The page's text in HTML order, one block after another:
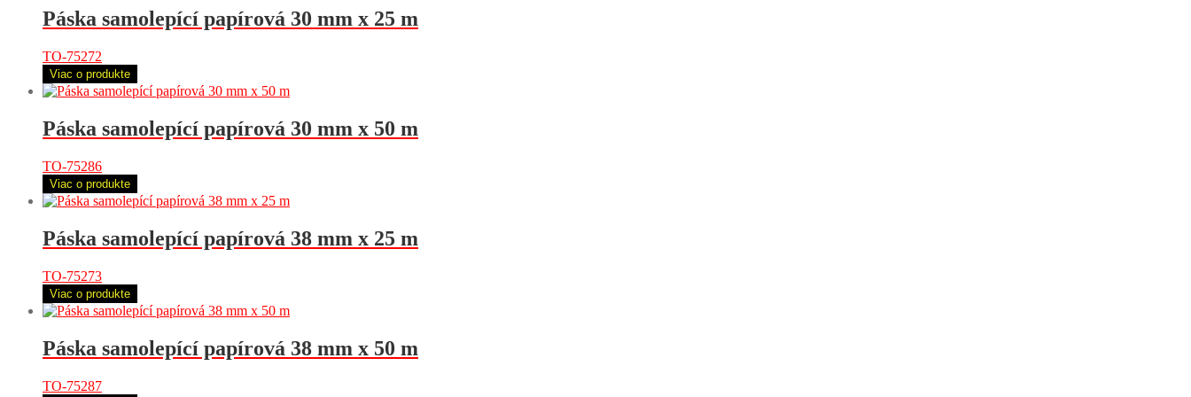
Páska samolepící papírová 30 mm x 25 m
TO-75272
Viac o produkte
Páska samolepící papírová 30 mm x 50 m
TO-75286
Viac o produkte
Páska samolepící papírová 38 mm x 25 m
TO-75273
Viac o produkte
Páska samolepící papírová 38 mm x 50 m
TO-75287